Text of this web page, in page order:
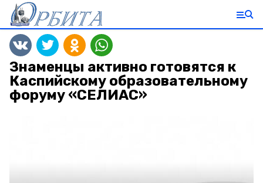
Знаменцы активно готовятся к
Каспийскому образовательному
форуму «СЕЛИАС»